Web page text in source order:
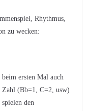
Rhythmus,
zu wecken:
ersten Mal auch
Zahl (Bb=1, C=2, usw)
den